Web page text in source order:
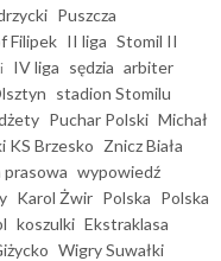
Puszcza
Filipek II liga Stomil II
IV liga sędzia arbiter
stadion Stomilu
Puchar Polski Michał
KS Brzesko Znicz Biała
wypowiedź
Karol Żwir Polska Polska
koszulki Ekstraklasa
Wigry Suwałki